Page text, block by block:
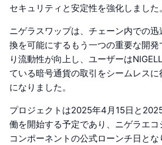
セキュリティと安定性を強化しました。
ニゲラスワップは、チェーン内での
換を可能にするもう一つの重要な開発
り流動性が向上し、ユーザーは
ている暗号通貨の取引をシームレスに
になりました。
プロジェクトは2025年4月15日と
働を開始する予定であり、ニゲラエ
コンポーネントの公式ローンチ日と